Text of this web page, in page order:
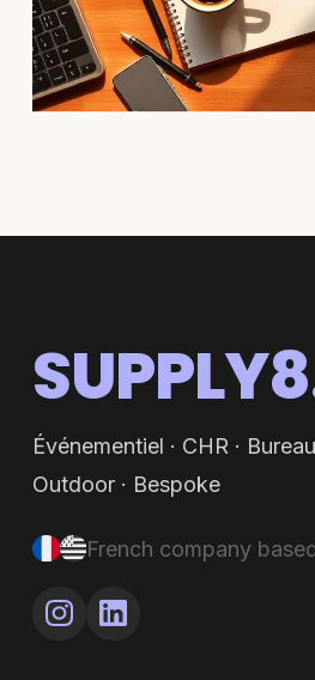
Événementiel · CHR · Bureau
Outdoor · Bespoke
French company